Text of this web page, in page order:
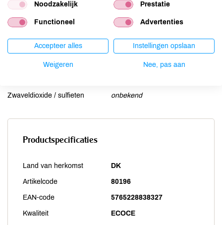
Noten
onbekend
Schaaldieren
onbekend
Selderij
onbekend
Sesam
onbekend
Soja
onbekend
Zwaveldioxide / sulfieten
onbekend
Productspecificaties
Land van herkomst DK
Artikelcode 80196
EAN-code 5765228838327
Kwaliteit ECOCE
Noodzakelijk Prestatie
Functioneel Advertenties
Accepteer alles Instellingen opslaan
Weigeren Nee, pas aan